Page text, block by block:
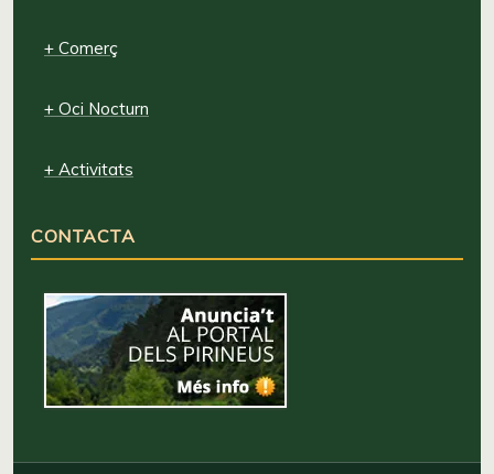
+ Comerç
+ Oci Nocturn
+ Activitats
CONTACTA